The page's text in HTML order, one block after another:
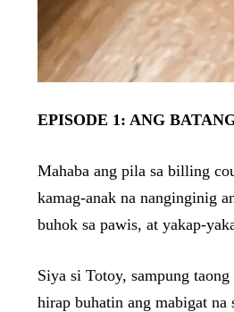
EPISODE 1: ANG
Mahaba ang pila sa billing
kamag-anak na nanginginig
buhok sa pawis, at yakap-
Siya si Totoy, sampung
hirap buhatin ang mabigat